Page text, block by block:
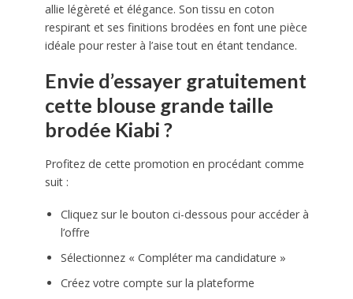
allie légèreté et élégance. Son tissu en coton
respirant et ses finitions brodées en font une pièce
idéale pour rester à l’aise tout en étant tendance.
Envie d’essayer gratuitement
cette blouse grande taille
brodée Kiabi ?
Profitez de cette promotion en procédant comme
suit :
Cliquez sur le bouton ci-dessous pour accéder à
l’offre
Sélectionnez « Compléter ma candidature »
Créez votre compte sur la plateforme